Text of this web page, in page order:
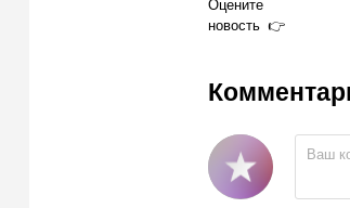
Оцените
новость